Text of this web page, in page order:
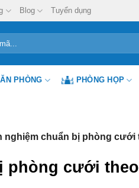
Blog Tuyển dụng
PHÒNG PHÒNG HỌP
nghiệm chuẩn bị phòng
phòng cưới